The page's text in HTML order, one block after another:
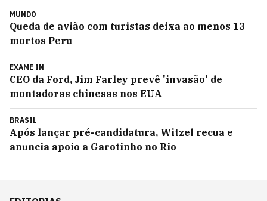
MUNDO
Queda de avião com turistas deixa ao menos 13
mortos Peru
EXAME IN
CEO da Ford, Jim Farley prevê 'invasão' de
montadoras chinesas nos EUA
BRASIL
Após lançar pré-candidatura, Witzel recua e
anuncia apoio a Garotinho no Rio